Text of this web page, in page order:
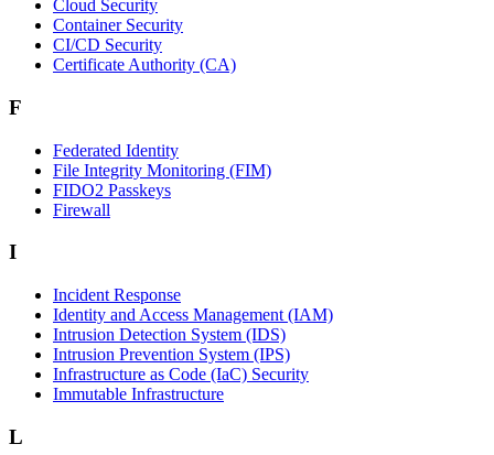
Cloud Security
Container Security
CI/CD Security
Certificate Authority (CA)
F
Federated Identity
File Integrity Monitoring (FIM)
FIDO2 Passkeys
Firewall
I
Incident Response
Identity and Access Management (IAM)
Intrusion Detection System (IDS)
Intrusion Prevention System (IPS)
Infrastructure as Code (IaC) Security
Immutable Infrastructure
L